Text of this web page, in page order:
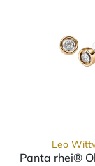
Leo
Panta rhei®